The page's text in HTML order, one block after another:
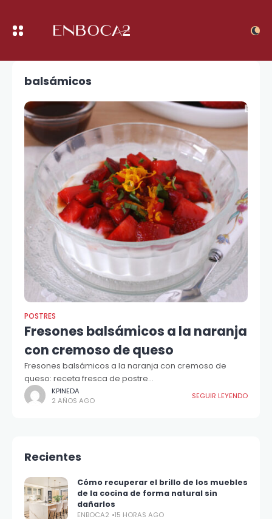
balsámicos
POSTRES
Fresones balsámicos a la naranja
con cremoso de queso
Fresones balsámicos a la naranja con cremoso de
queso: receta fresca de postre...
KPINEDA
2 AÑOS AGO
SEGUIR LEYENDO
Recientes
Cómo recuperar el brillo de los muebles
de la cocina de forma natural sin
dañarlos
ENBOCA2 15 HORAS AGO